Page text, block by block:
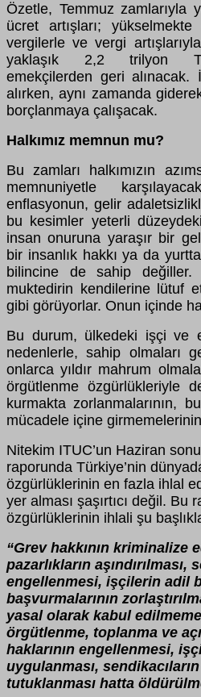
Özetle, Temmuz zamlarıyla
ücret artışları;
vergilerle ve vergi
yaklaşık 2,2 trilyon
emekçilerden geri
alırken, aynı zamanda
borçlanmaya çalışacak.
Halkımız memnun mu?
Bu zamları halkımızın
memnuniyetle
enflasyonun, gelir
bu kesimler yeterli
insan onuruna yaraşır bir
bir insanlık hakkı ya da
bilincine de sahip değiller.
muktedirin kendilerine lütuf
gibi görüyorlar. Onun içinde
Bu durum, ülkedeki işçi ve
nedenlerle, sahip olmaları
onlarca yıldır mahrum
örgütlenme özgürlükleriyle
kurmakta zorlanmalarının,
mücadele içine
Nitekim ITUC’un Haziran
raporunda Türkiye’nin
özgürlüklerinin en fazla ihlal
yer alması şaşırtıcı değil. Bu
özgürlüklerinin ihlali şu
“Grev hakkının kriminalize
pazarlıkların aşındırılması,
engellenmesi, işçilerin adil
başvurmalarının
yasal olarak kabul
örgütlenme, toplanma ve
haklarının engellenmesi,
uygulanması,
tutuklanması hatta